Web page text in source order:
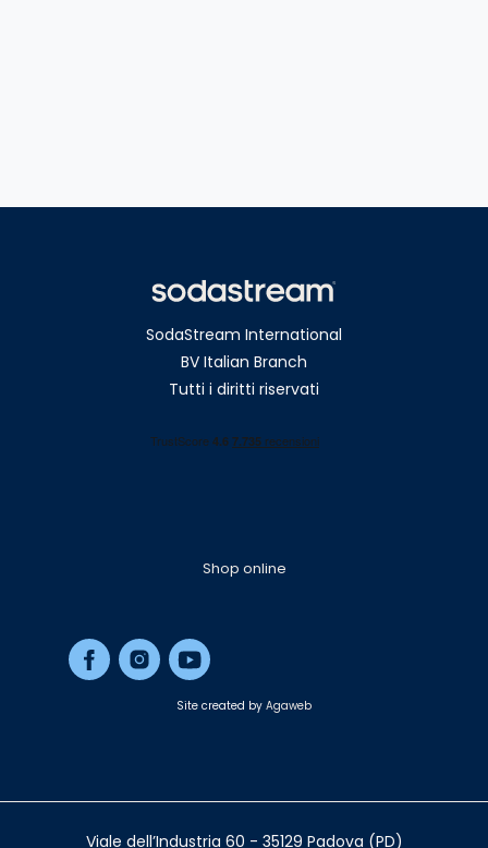
SodaStream International
BV Italian Branch
Tutti i diritti riservati
Shop online
Site created by Agaweb
Viale dell’Industria 60 - 35129 Padova (PD)